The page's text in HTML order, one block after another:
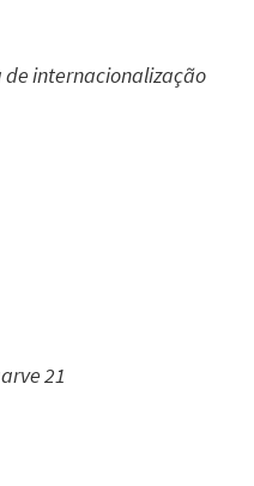
internacionalização
21